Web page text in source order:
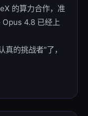
的算力合作，准
4.8 已经上
的挑战者"了，